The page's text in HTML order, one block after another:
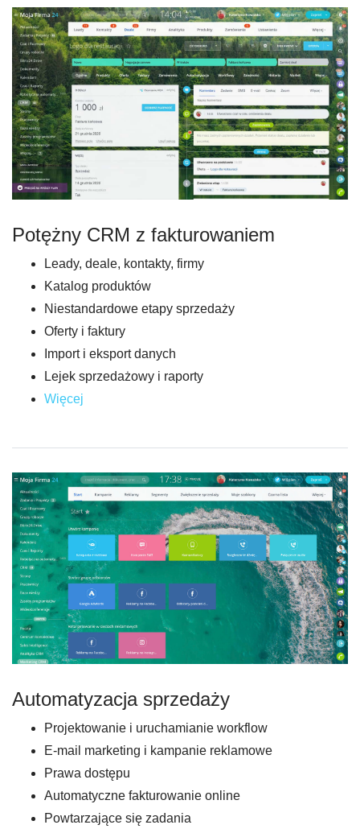
Potężny CRM z fakturowaniem
Leady, deale, kontakty, firmy
Katalog produktów
Niestandardowe etapy sprzedaży
Oferty i faktury
Import i eksport danych
Lejek sprzedażowy i raporty
Więcej
Automatyzacja sprzedaży
Projektowanie i uruchamianie workflow
E-mail marketing i kampanie reklamowe
Prawa dostępu
Automatyczne fakturowanie online
Powtarzające się zadania